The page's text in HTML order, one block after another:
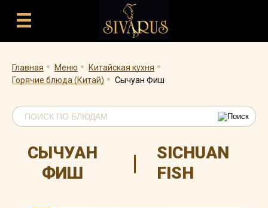
Главная . Меню . Китайская кухня .
Горячие блюда (Китай). Сычуан Фиш
СЫЧУАН
ФИШ
|
SICHUAN
FISH